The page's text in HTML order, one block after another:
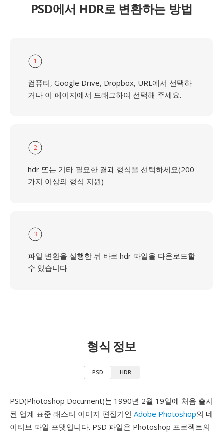
PSD에서 HDR로 변환하는 방법
1
컴퓨터, Google Drive, Dropbox, URL에서 선택하
거나 이 페이지에서 드래그하여 선택해 주세요.
2
hdr 또는 기타 필요한 결과 형식을 선택하세요(200
가지 이상의 형식 지원)
3
파일 변환을 실행한 뒤 바로 hdr 파일을 다운로드할
수 있습니다
형식 정보
PSD HDR
PSD(Photoshop Document)는 1990년 2월 19일에 처음 출시
된 업계 표준 래스터 이미지 편집기인 Adobe Photoshop의 네
이티브 파일 포맷입니다. PSD 파일은 Photoshop 프로젝트의